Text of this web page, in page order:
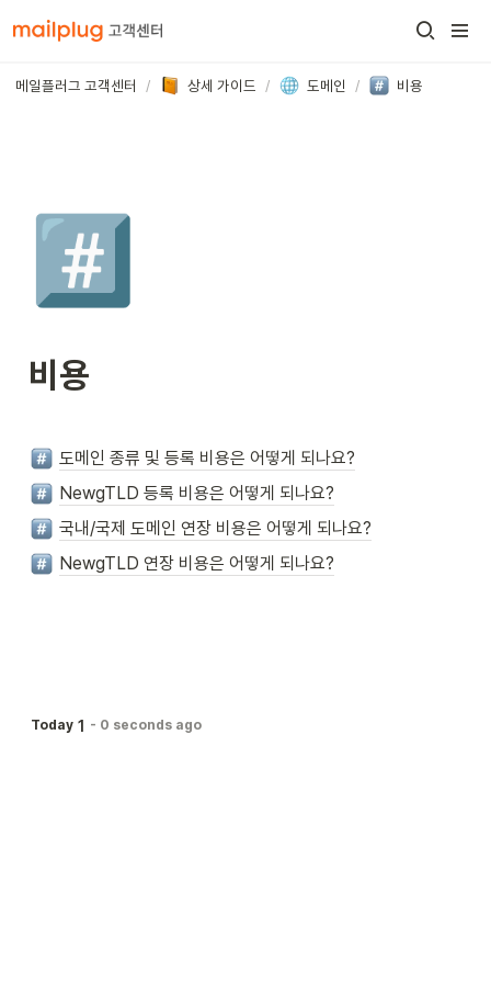
메일플러그 고객센터 / 상세 가이드 / 도메인 / 비용
#️⃣
비용
도메인 종류 및 등록 비용은 어떻게 되나요?
NewgTLD 등록 비용은 어떻게 되나요?
국내/국제 도메인 연장 비용은 어떻게 되나요?
NewgTLD 연장 비용은 어떻게 되나요?
Today 1 - 0 seconds ago